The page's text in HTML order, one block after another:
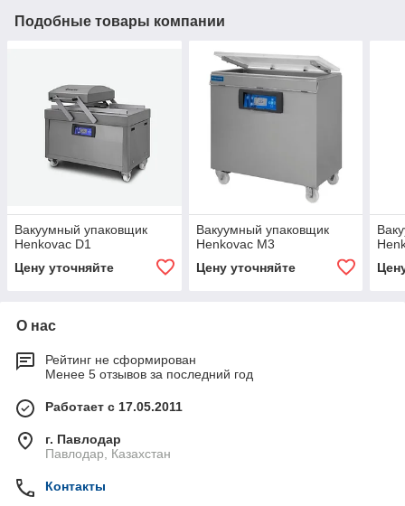
Подобные товары компании
Вакуумный упаковщик
Henkovac D1
Цену уточняйте
Вакуумный упаковщик
Henkovac M3
Цену уточняйте
О нас
Рейтинг не сформирован
Менее 5 отзывов за последний год
Работает с 17.05.2011
г. Павлодар
Павлодар, Казахстан
Контакты